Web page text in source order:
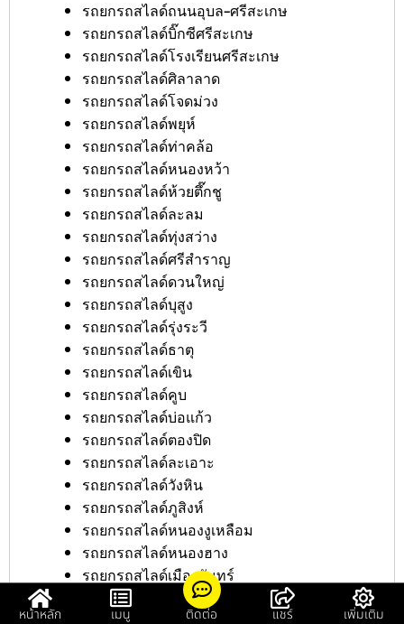
รถยกรถสไลด์ถนนอุบล-ศรีสะเกษ
รถยกรถสไลด์บิ๊กซีศรีสะเกษ
รถยกรถสไลด์โรงเรียนศรีสะเกษ
รถยกรถสไลด์ศิลาลาด
รถยกรถสไลด์โจดม่วง
รถยกรถสไลด์พยุห์
รถยกรถสไลด์ท่าคล้อ
รถยกรถสไลด์หนองหว้า
รถยกรถสไลด์ห้วยตึ๊กชู
รถยกรถสไลด์ละลม
รถยกรถสไลด์ทุ่งสว่าง
รถยกรถสไลด์ศรีสำราญ
รถยกรถสไลด์ดวนใหญ่
รถยกรถสไลด์บุสูง
รถยกรถสไลด์รุ่งระวี
รถยกรถสไลด์ธาตุ
รถยกรถสไลด์เขิน
รถยกรถสไลด์คูบ
รถยกรถสไลด์บ่อแก้ว
รถยกรถสไลด์ตองปิด
รถยกรถสไลด์ละเอาะ
รถยกรถสไลด์วังหิน
รถยกรถสไลด์ภูสิงห์
รถยกรถสไลด์หนองงูเหลือม
รถยกรถสไลด์หนองฮาง
รถยกรถสไลด์เมืองจันทร์
รถยกรถสไลด์หนองใหญ่
หน้าหลัก เมนู ติดต่อ แชร์ เพิ่มเติม